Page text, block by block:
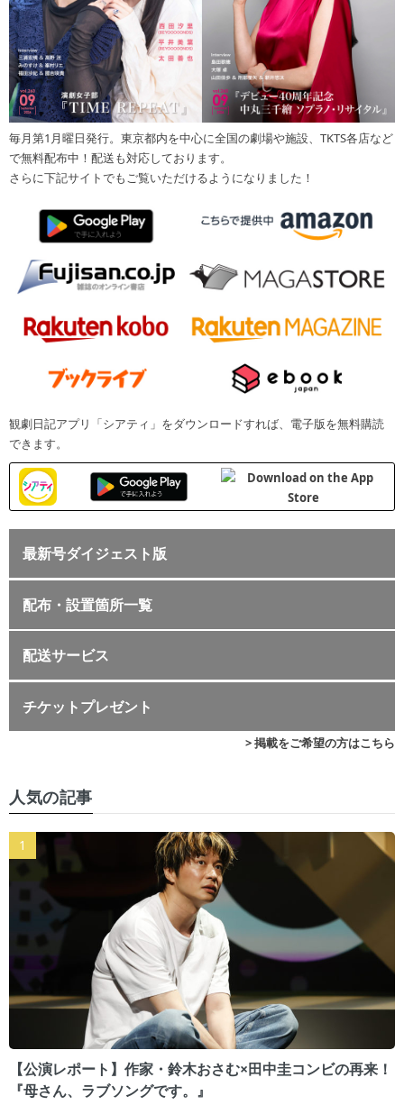
毎月第1月曜日発行。東京都内を中心に全国の劇場や施設、TKTS各店など
で無料配布中！配送も対応しております。
さらに下記サイトでもご覧いただけるようになりました！
観劇日記アプリ「シアティ」をダウンロードすれば、電子版を無料購読
できます。
最新号ダイジェスト版
配布・設置箇所一覧
配送サービス
チケットプレゼント
> 掲載をご希望の方はこちら
人気の記事
【公演レポート】作家・鈴木おさむ×田中圭コンビの再来！
『母さん、ラブソングです。』